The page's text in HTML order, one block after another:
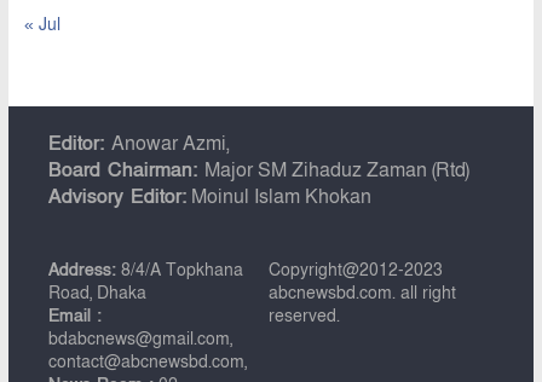
« Jul
Editor: Anowar Azmi,
Board Chairman: Major SM Zihaduz Zaman (Rtd)
Advisory Editor:Moinul Islam Khokan
Address:8/4/A Topkhana
Road, Dhaka
Email :
bdabcnews@gmail.com,
contact@abcnewsbd.com,
Copyright@2012-2023
abcnewsbd.com. all right
reserved.